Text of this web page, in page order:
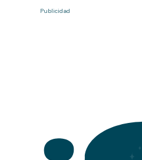
Publicidad